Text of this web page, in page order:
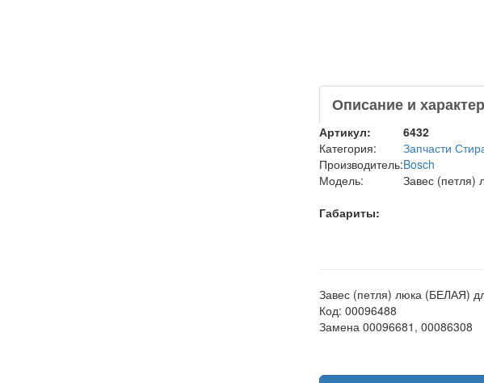
Описание и
Артикул:
6432
Категория:
Запчасти
Производитель:Bosch
Модель:
Завес (петля)
Габариты:
Завес (петля) люка (БЕЛАЯ)
Код: 00096488
Замена 00096681, 00086308